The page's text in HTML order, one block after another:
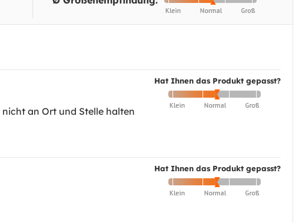
Hat Ihnen das Produkt gepasst?
an Ort und Stelle halten
Hat Ihnen das Produkt gepasst?